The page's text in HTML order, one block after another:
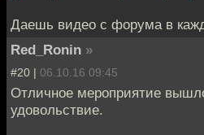
Даешь видео с форума в
Red_Ronin »
#20 | 06.10.16 09:45
Отличное мероприятие
удовольствие.